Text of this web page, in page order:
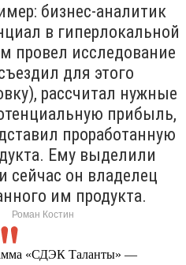
бизнес-аналитик
в гиперлокальной
провел исследование
для этого
рассчитал нужные
прибыль,
проработанную
Ему выделили
сейчас он владелец
им продукта.
Роман Костин
«СДЭК Таланты» —